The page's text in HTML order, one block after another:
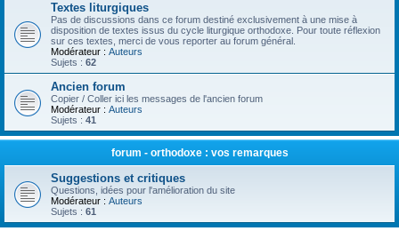
Textes liturgiques
Pas de discussions dans ce forum destiné exclusivement à une mise à
disposition de textes issus du cycle liturgique orthodoxe. Pour toute réflexion
sur ces textes, merci de vous reporter au forum général.
Modérateur : Auteurs
Sujets : 62
Ancien forum
Copier / Coller ici les messages de l'ancien forum
Modérateur : Auteurs
Sujets : 41
forum - orthodoxe : vos remarques
Suggestions et critiques
Questions, idées pour l'amélioration du site
Modérateur : Auteurs
Sujets : 61